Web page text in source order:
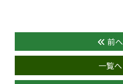
前へ
一覧へ